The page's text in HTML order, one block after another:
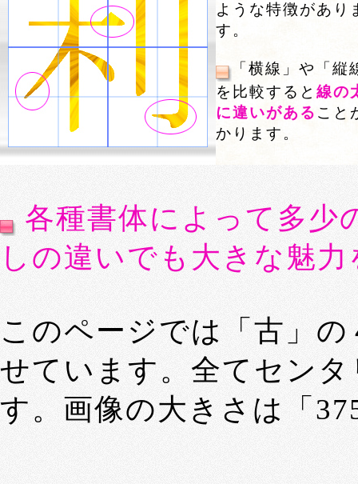
ような特徴があり
す。
「横線」や「縦
を比較すると 線の
に違いがある こと
かります。
各種書体によって多少
しの違いでも大きな魅
このページでは「古」
せています。全てセン
す。画像の大きさは「